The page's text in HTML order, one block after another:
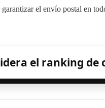
el envío postal en
el ranking de